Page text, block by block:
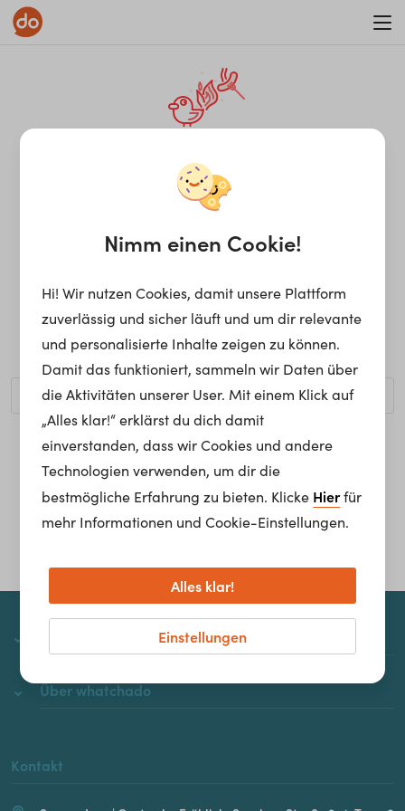
¡Ay, caramba! Seite nicht
gefunden.
Ups, die gewünschte Seite kann nicht gefunden werden.
Möchtest du nach einem bestimmten Begriff suchen?
Homepage
Über whatchado
Kontakt
Nimm einen Cookie!
Hi! Wir nutzen Cookies, damit unsere Plattform
zuverlässig und sicher läuft und um dir relevante
und personalisierte Inhalte zeigen zu können.
Damit das funktioniert, sammeln wir Daten über
die Aktivitäten unserer User. Mit einem Klick auf
„Alles klar!“ erklärst du dich damit
einverstanden, dass wir Cookies und andere
Technologien verwenden, um dir die
bestmögliche Erfahrung zu bieten. Klicke Hierfür
mehr Informationen und Cookie-Einstellungen.
Einstellungen
Alles klar!